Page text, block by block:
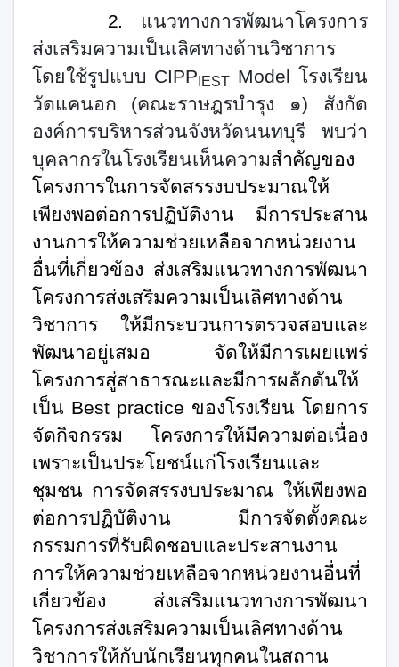
2.
แนวทางการพัฒนาโครงการ
ส่งเสริมความเป็นเลิศทางด้านวิชาการ
โดยใช้รูปแบบ CIPP IEST Model โรงเรียน
วัดแคนอก (คณะราษฎรบำรุง ๑) สังกัด
องค์การบริหารส่วนจังหวัดนนทบุรี พบว่า
บุคลากรในโรงเรียนเห็นความสำคัญของ
โครงการในการจัดสรรงบประมาณให้
เพียงพอต่อการปฏิบัติงาน มีการประสาน
งานการให้ความช่วยเหลือจากหน่วยงาน
อื่นที่เกี่ยวข้อง ส่งเสริมแนวทางการพัฒนา
โครงการส่งเสริมความเป็นเลิศทางด้าน
วิชาการ ให้มีกระบวนการตรวจสอบและ
พัฒนาอยู่เสมอ จัดให้มีการเผยแพร่
โครงการสู่สาธารณะและมีการผลักดันให้
เป็น Best practice ของโรงเรียน โดยการ
จัดกิจกรรม โครงการให้มีความต่อเนื่อง
เพราะเป็นประโยชน์แก่โรงเรียนและ
ชุมชน การจัดสรรงบประมาณ ให้เพียงพอ
ต่อการปฏิบัติงาน มีการจัดตั้งคณะ
กรรมการที่รับผิดชอบและประสานงาน
การให้ความช่วยเหลือจากหน่วยงานอื่นที่
เกี่ยวข้อง ส่งเสริมแนวทางการพัฒนา
โครงการส่งเสริมความเป็นเลิศทางด้าน
วิชาการให้กับนักเรียนทุกคนในสถาน